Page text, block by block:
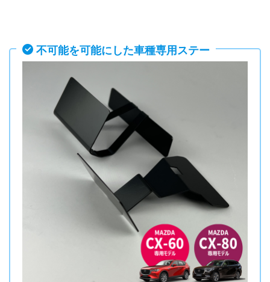
不可能を可能にした車種専用ステー